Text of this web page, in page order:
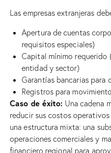
Las empresas extranjeras
Apertura de cuentas
requisitos especiales)
Capital mínimo requerido
entidad y sector)
Garantías bancarias para
Registros para
Caso de éxito: Una cadena
reducir sus costos
una estructura mixta: una
operaciones comerciales y
financiero regional para